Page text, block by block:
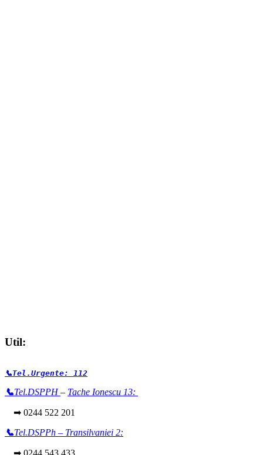
Util:
📞Tel.Urgente: 112
📞Tel.DSPPH– Tache Ionescu 13:
➡ 0244 522 201
📞Tel.DSPPh – Transilvaniei 2:
➡ 0244 543 433